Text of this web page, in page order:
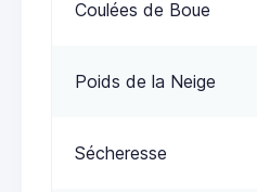
Coulées de Boue
Poids de la Neige
Sécheresse